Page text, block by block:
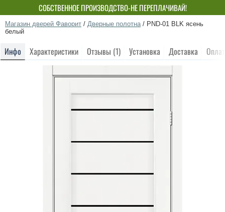
СОБСТВЕННОЕ ПРОИЗВОДСТВО-НЕ ПЕРЕПЛАЧИВАЙ!
Магазин дверей Фаворит / Дверные полотна / PND-01 BLK ясень
белый
Инфо Характеристики Отзывы (1) Установка Доставка